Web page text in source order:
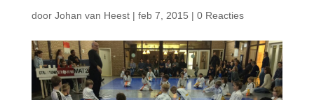
door Johan van Heest| feb 7, 2015 | 0 Reacties